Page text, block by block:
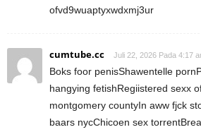
ofvd9wuaptyxwdxmj3ur
cumtube.cc Juli 22, 2026 Pada 4:17
Boks foor penisShawentelle
hangying fetishRegiistered sexx
montgomery countyIn aww fjck
baars nycChicoen sex